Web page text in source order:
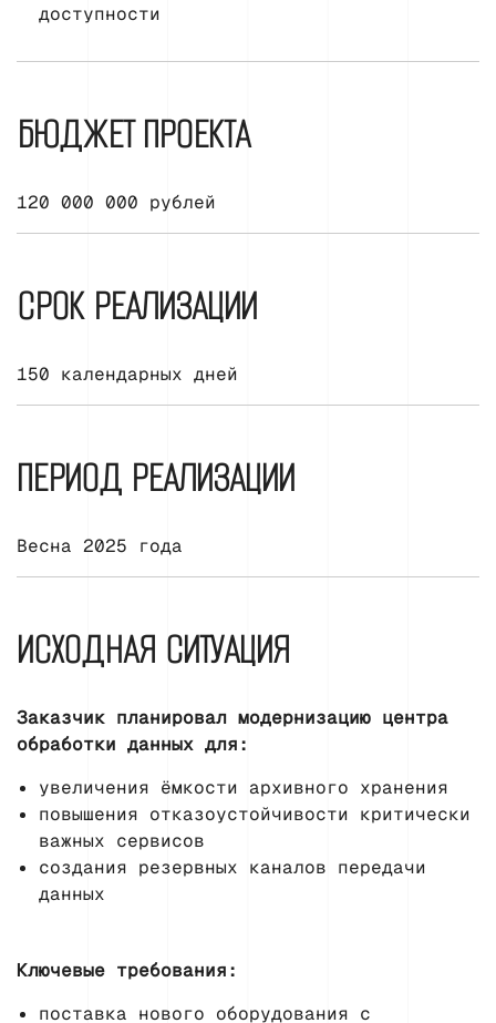
доступности
БЮДЖЕТ ПРОЕКТА
120 000 000 рублей
СРОК РЕАЛИЗАЦИИ
150 календарных дней
ПЕРИОД РЕАЛИЗАЦИИ
Весна 2025 года
ИСХОДНАЯ СИТУАЦИЯ
Заказчик планировал модернизацию центра
обработки данных для:
увеличения ёмкости архивного хранения
повышения отказоустойчивости критически
важных сервисов
создания резервных каналов передачи
данных
Ключевые требования:
поставка нового оборудования с